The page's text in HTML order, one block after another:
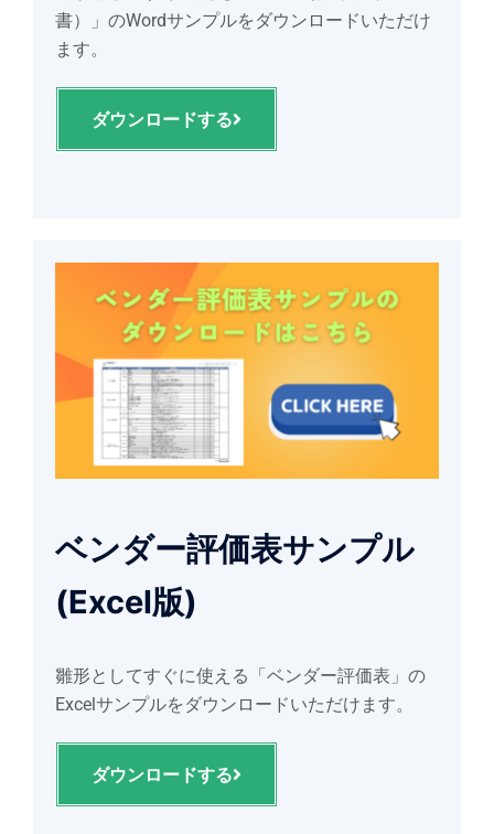
書）」のWordサンプルをダウンロードいただけ
ます。
ダウンロードする
ベンダー評価表サンプル
(Excel版)
雛形としてすぐに使える「ベンダー評価表」の
Excelサンプルをダウンロードいただけます。
ダウンロードする